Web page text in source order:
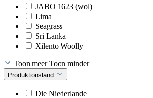
JABO 1623 (wol)
Lima
Seagrass
Sri Lanka
Xilento Woolly
Toon meer Toon minder
Produktionsland
Die Niederlande